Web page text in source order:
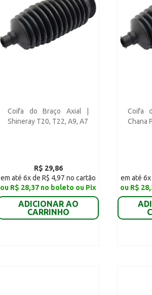
Coifa do Braço Axial |
Shineray T20, T22, A9, A7
R$ 29,86
em até 6x de R$ 4,97 no cartão
ou R$ 28,37 no boleto ou Pix
ADICIONAR AO
CARRINHO
Coifa
Chana
em até
ou R$